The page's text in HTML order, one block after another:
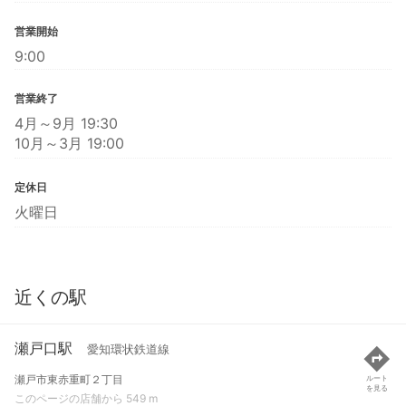
営業開始
9:00
営業終了
4月～9月 19:30
10月～3月 19:00
定休日
火曜日
近くの駅
瀬戸口駅 愛知環状鉄道線
瀬戸市東赤重町２丁目
このページの店舗から 549 m
ルート
を見る